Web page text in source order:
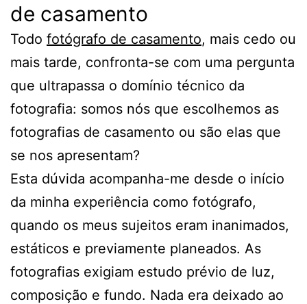
de casamento
Todo fotógrafo de casamento, mais cedo ou
mais tarde, confronta-se com uma pergunta
que ultrapassa o domínio técnico da
fotografia: somos nós que escolhemos as
fotografias de casamento ou são elas que
se nos apresentam?
Esta dúvida acompanha-me desde o início
da minha experiência como fotógrafo,
quando os meus sujeitos eram inanimados,
estáticos e previamente planeados. As
fotografias exigiam estudo prévio de luz,
composição e fundo. Nada era deixado ao